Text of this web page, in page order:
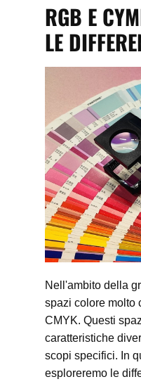
RGB E
LE
Nell'ambito della
spazi colore molto
CMYK. Questi
caratteristiche
scopi specifici. In
esploreremo le